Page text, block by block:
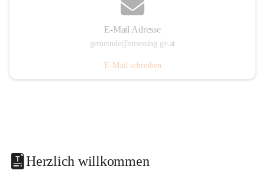
E-Mail Adresse
gemeinde@stoessing.gv.at
E-Mail schreiben
Herzlich willkommen